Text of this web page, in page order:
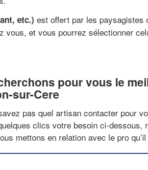
etc.) est offert par les paysagistes
et vous pourrez sélectionner
pour vous le
sur-Cere
pas quel artisan contacter pour
clics votre besoin ci-dessous,
mettons en relation avec le pro